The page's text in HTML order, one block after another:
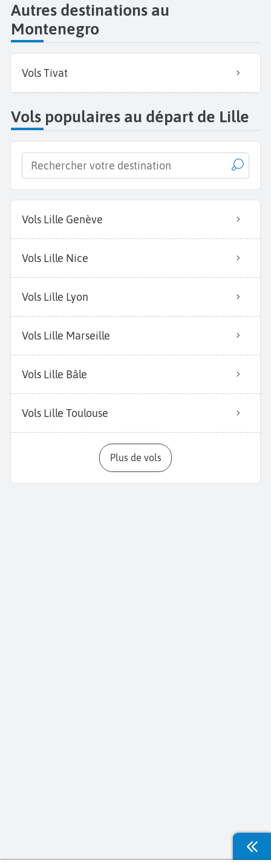
Autres destinations au
Montenegro
Vols Tivat
Vols populaires au départ de Lille
Vols Lille Genève
Vols Lille Nice
Vols Lille Lyon
Vols Lille Marseille
Vols Lille Bâle
Vols Lille Toulouse
Plus de vols